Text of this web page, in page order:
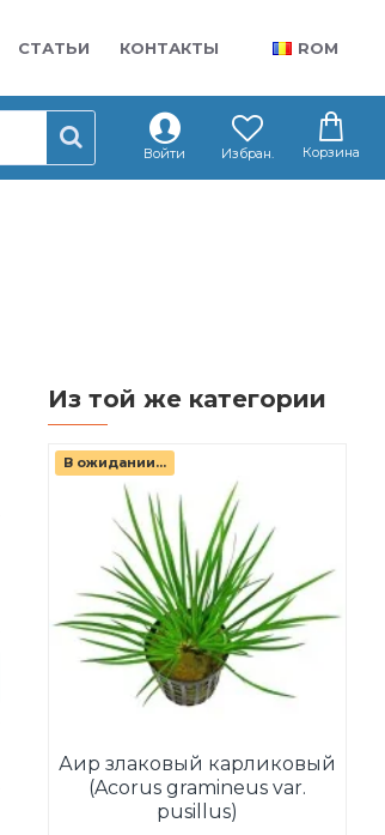
СТАТЬИ КОНТАКТЫ ROM
Войти Избран. Корзина
Из той же категории
В ожидании...
Аир злаковый карликовый
(Acorus gramineus var.
pusillus)